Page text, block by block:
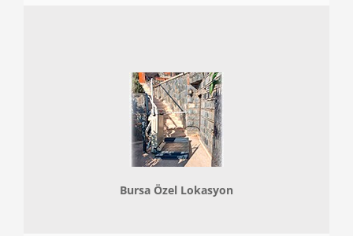
Bursa Özel Lokasyon